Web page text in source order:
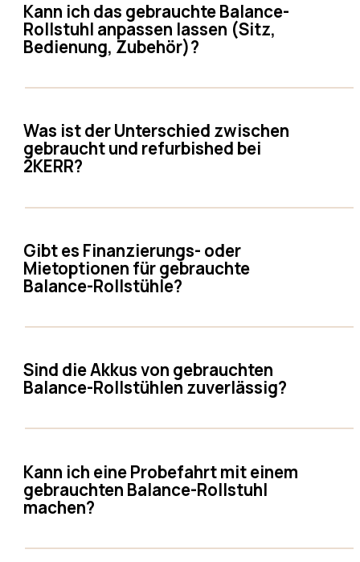
Kann ich das gebrauchte Balance-
Rollstuhl anpassen lassen (Sitz,
Bedienung, Zubehör)?
Was ist der Unterschied zwischen
gebraucht und refurbished bei
2KERR?
Gibt es Finanzierungs- oder
Mietoptionen für gebrauchte
Balance-Rollstühle?
Sind die Akkus von gebrauchten
Balance-Rollstühlen zuverlässig?
Kann ich eine Probefahrt mit einem
gebrauchten Balance-Rollstuhl
machen?